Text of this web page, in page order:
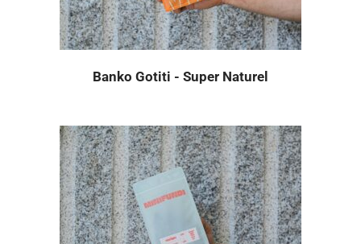
Banko Gotiti - Super Naturel